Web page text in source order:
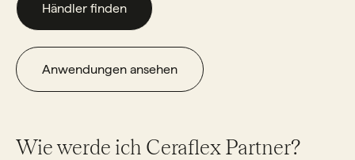
Händler finden
Anwendungen ansehen
Wie werde ich Ceraflex Partner?